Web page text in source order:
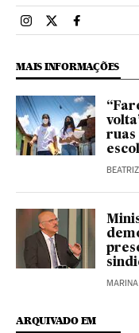
Brasil El País Brasil
Brasil El País
Brasil El
MAIS INFORMAÇÕES
ruas
MARINA
ARQUIVADO EM